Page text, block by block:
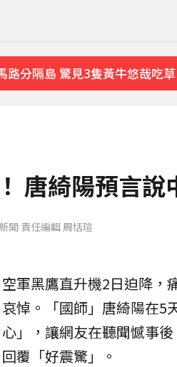
路分隔島 驚見3隻黃牛悠哉吃草
的？醫師曝「喝水黃金公式
車登場 660新動力更順暢
X 安聯投信免費講座報名中！
唐綺陽頭七驚見「驚人畫面」
隨時掌握天下大小事！
「萬鈞計畫」！ 搭「雲豹」前
唐綺陽預言說
聞 責任編輯 周恬瑄
空軍黑鷹直升機2日迫降，
哀悼。「國師」 唐綺陽在5
心」，讓網友在聽聞憾事
回覆「好震驚」。